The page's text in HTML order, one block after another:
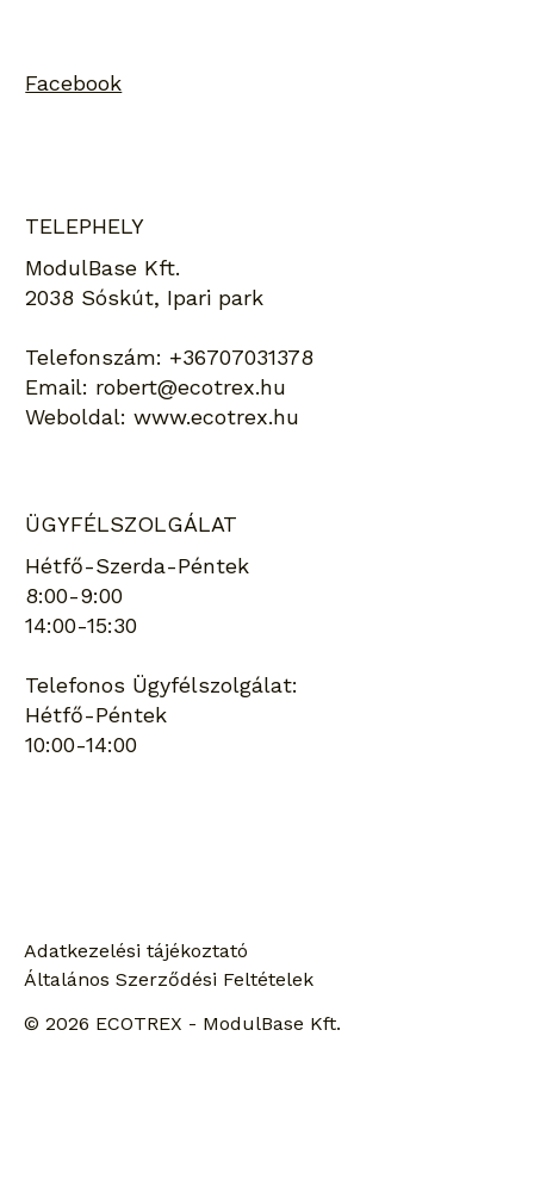
Facebook
TELEPHELY
ModulBase Kft.
2038 Sóskút, Ipari park
Telefonszám: +36707031378
Email: robert@ecotrex.hu
Weboldal:www.ecotrex.hu
ÜGYFÉLSZOLGÁLAT
Hétfő-Szerda-Péntek
8:00-9:00
14:00-15:30
Telefonos Ügyfélszolgálat:
Hétfő-Péntek
10:00-14:00
Adatkezelési tájékoztató
Általános Szerződési Feltételek
© 2026 ECOTREX - ModulBase Kft.